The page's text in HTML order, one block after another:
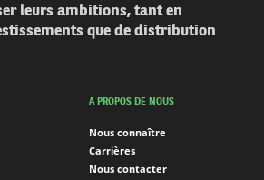
leurs ambitions, tant en
que de distribution
A PROPOS DE NOUS
Nous connaître
Carrières
Nous contacter